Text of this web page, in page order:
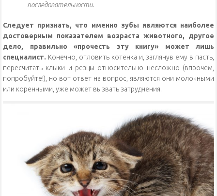
последовательности.
Следует признать, что именно зубы являются наиболее
достоверным показателем возраста животного, другое
дело, правильно «прочесть эту книгу» может лишь
специалист. Конечно, отловить котёнка и, заглянув ему в пасть,
пересчитать клыки и резцы относительно несложно (впрочем,
попробуйте!), но вот ответ на вопрос, являются они молочными
или коренными, уже может вызвать затруднения.